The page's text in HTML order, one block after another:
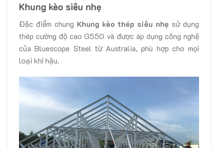
Khung kèo siêu nhẹ
Đặc điểm chung Khung kèo thép siêu nhẹ sử dụng
thép cường độ cao G550 và được áp dụng công nghệ
của Bluescope Steel từ Australia, phù hợp cho mọi
loại khí hậu.